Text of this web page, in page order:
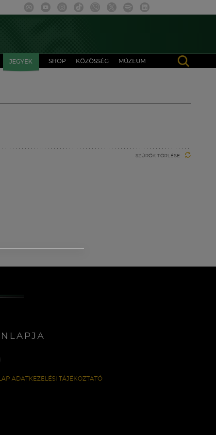
JEGYEK SHOP KÖZÖSSÉG MÚZEUM
SZŰRŐK TÖRLÉSE
ADATKEZELÉSI TÁJÉKOZTATÓ